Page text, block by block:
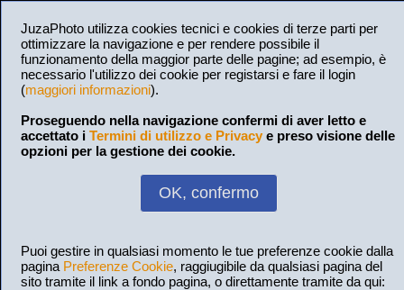
JuzaPhoto utilizza cookies tecnici e cookies di terze parti per
ottimizzare la navigazione e per rendere possibile il
funzionamento della maggior parte delle pagine; ad esempio, è
necessario l'utilizzo dei cookie per registarsi e fare il login
(maggiori informazioni).
Proseguendo nella navigazione confermi di aver letto e
accettato i Termini di utilizzo e Privacy e preso visione delle
opzioni per la gestione dei cookie.
OK, confermo
Puoi gestire in qualsiasi momento le tue preferenze cookie dalla
pagina Preferenze Cookie, raggiugibile da qualsiasi pagina del
sito tramite il link a fondo pagina, o direttamente tramite da qui: